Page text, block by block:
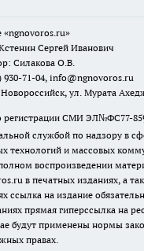
«ngnovoros.ru»
Сергей Иванович
Силакова О.В.
930-71-04, info@ngnovoros.ru
Новороссийск, ул. Мурата
регистрации СМИ ЭЛ№ФС77-
службой по надзору в
технологий и массовых
воспроизведении
в печатных изданиях, а
ссылка на издание
прямая гиперссылка на
будут применены нормы
правах.